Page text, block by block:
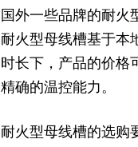
国外一些品牌的耐火
耐火型母线槽基于本
时长下，产品的价格
精确的温控能力。
耐火型母线槽的选购